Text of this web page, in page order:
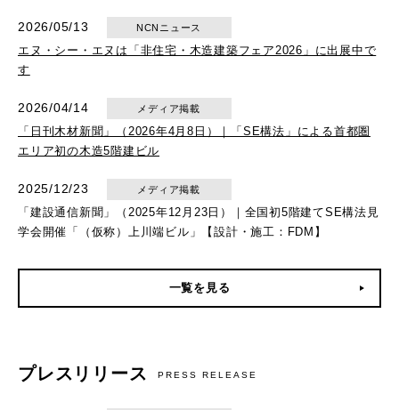
2026/05/13 NCNニュース
エヌ・シー・エヌは「非住宅・木造建築フェア2026」に出展中で
す
2026/04/14 メディア掲載
「日刊木材新聞」（2026年4月8日）｜「SE構法」による首都圏
エリア初の木造5階建ビル
2025/12/23 メディア掲載
「建設通信新聞」（2025年12月23日）｜全国初5階建てSE構法見
学会開催「（仮称）上川端ビル」【設計・施工：FDM】
一覧を見る
プレスリリース PRESS RELEASE